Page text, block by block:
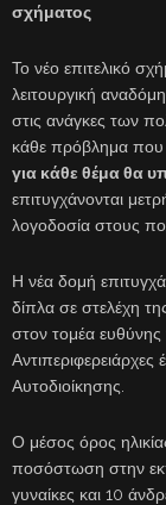
σχήματος
Το νέο επιτελικό
λειτουργική
στις ανάγκες των
κάθε πρόβλημα που
για κάθε θέμα θα
επιτυγχάνονται
λογοδοσία στους
Η νέα δομή
δίπλα σε στελέχη
στον τομέα
Αυτοδιοίκησης.
Ο μέσος όρος
ποσόστωση στην
γυναίκες και 10